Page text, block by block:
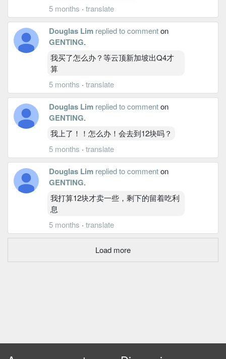
5 months ·translate
Douglas Lim replied to commenton
GENTING.
我买了怎么办？等云顶新加坡出Q4才
算
5 months ·translate
Douglas Lim replied to commenton
GENTING.
我上了！！怎么办！会去到12块吗？
5 months ·translate
Douglas Lim replied to commenton
GENTING.
我打算12块才卖一些，剩下的留着吃利
息
5 months ·translate
Load more